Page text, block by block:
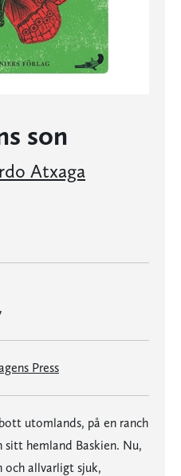
son
Atxaga
Press
utomlands, på en ranch
hemland Baskien. Nu,
och allvarligt sjuk,